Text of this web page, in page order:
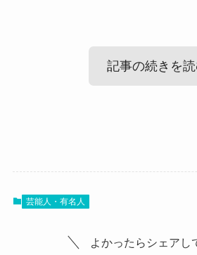
記事の続きを
か？ですね！
んなので、結婚しているかは気
芸能人・有名人
よかったらシェアし